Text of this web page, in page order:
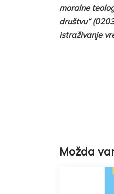
moralne
društvu“
istraživanje
Možda